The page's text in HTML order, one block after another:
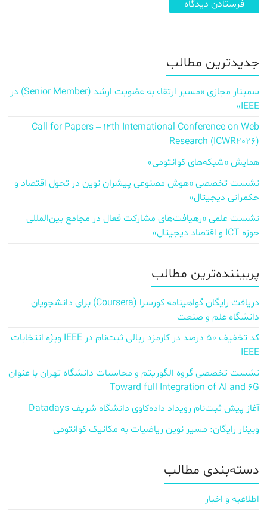
جدیدترین مطالب
سمینار مجازی «مسیر ارتقاء به عضویت ارشد (Senior Member) در
IEEE»
Call for Papers – 12th International Conference on Web
Research (ICWR2026)
همایش «شبکه‌های کوانتومی»
نشست تخصصی «هوش مصنوعی پیشران نوین در تحول اقتصاد و
حکمرانی دیجیتال»
نشست علمی «رهیافت‌های مشارکت فعال در مجامع بین‌المللی
حوزه ICT و اقتصاد دیجیتال»
پربیننده‌ترین مطالب
دریافت رایگان گواهینامه کورسرا (Coursera) برای دانشجویان
دانشگاه علم و صنعت
کد تخفیف ۵۰ درصد در کارمزد ریالی ثبت‌نام در IEEE ویژه انتخابات
IEEE
نشست تخصصی گروه الگوریتم و محاسبات دانشگاه تهران با عنوان
Toward full Integration of AI and 6G
آغاز پیش‌ ثبت‌نام رویداد داده‌کاوی دانشگاه شریف Datadays
وبینار رایگان: مسیر نوین ریاضیات به مکانیک کوانتومی
دسته‌بندی مطالب
اطلاعیه و اخبار